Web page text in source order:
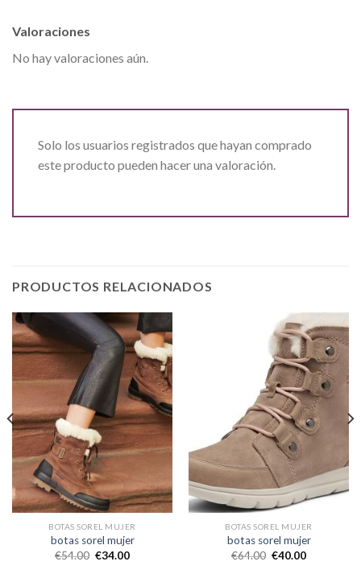
Valoraciones
No hay valoraciones aún.
Solo los usuarios registrados que hayan comprado
este producto pueden hacer una valoración.
PRODUCTOS RELACIONADOS
BOTAS SOREL MUJER
botas sorel mujer
€54.00 €34.00
BOTAS SOREL MUJER
botas sorel mujer
€64.00 €40.00